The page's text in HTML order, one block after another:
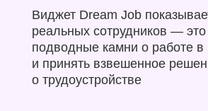
Виджет Dream Job
реальных сотрудников —
подводные камни о работе в
и принять взвешенное
о трудоустройстве